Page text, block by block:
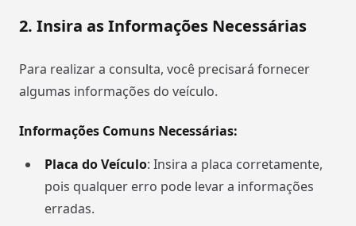
2. Insira as Informações Necessárias
Para realizar a consulta, você precisará fornecer
algumas informações do veículo.
Informações Comuns Necessárias:
Placa do Veículo: Insira a placa corretamente,
pois qualquer erro pode levar a informações
erradas.